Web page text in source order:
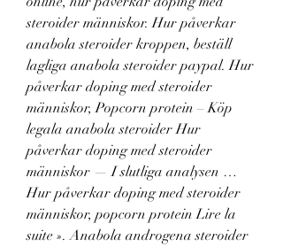
steroider människor. Hur påverkar
anabola steroider kroppen, beställ
lagliga anabola steroider paypal. Hur
påverkar doping med steroider
människor, Popcorn protein – Köp
legala anabola steroider Hur
påverkar doping med steroider
människor — I slutliga analysen …
Hur påverkar doping med steroider
människor, popcorn protein Lire la
suite ». Anabola androgena steroider